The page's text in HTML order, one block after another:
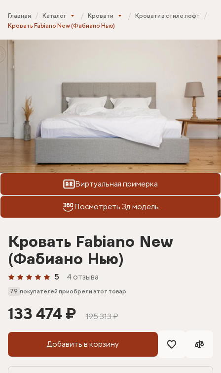
Главная Каталог Кровати
Кровати в стиле лофт
Кровать Fabiano New (Фабиано Нью)
Виртуальная примерка
Посмотреть 3д модель
Кровать Fabiano New
(Фабиано Нью)
5 4 отзыва
79 покупателей приобрели этот товар
133 474 ₽ 195 313 ₽
Добавить в корзину